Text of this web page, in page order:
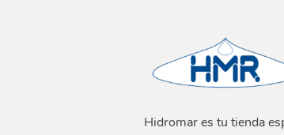
Hidromar es tu tienda